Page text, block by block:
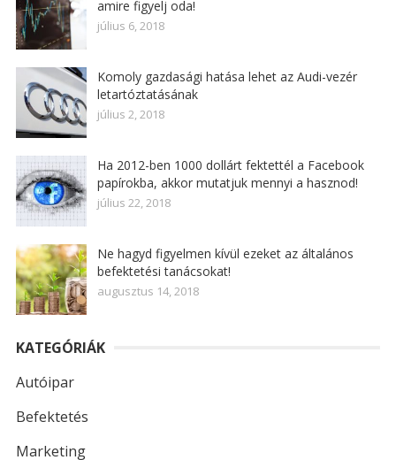
amire figyelj oda!
július 6, 2018
Komoly gazdasági hatása lehet az Audi-vezér
letartóztatásának
július 2, 2018
Ha 2012-ben 1000 dollárt fektettél a Facebook
papírokba, akkor mutatjuk mennyi a hasznod!
július 22, 2018
Ne hagyd figyelmen kívül ezeket az általános
befektetési tanácsokat!
augusztus 14, 2018
KATEGÓRIÁK
Autóipar
Befektetés
Marketing